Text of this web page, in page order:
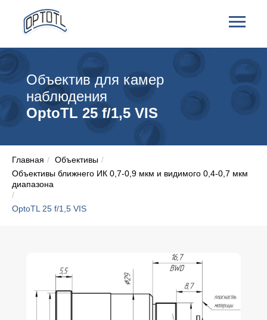
Объектив для камер
наблюдения
OptoTL 25 f/1,5 VIS
Главная / Объективы /
Объективы ближнего ИК 0,7-0,9 мкм и видимого 0,4-0,7 мкм
диапазона
/
OptoTL 25 f/1,5 VIS